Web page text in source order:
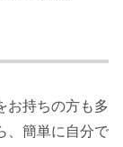
お持ちの方も多
、簡単に自分で